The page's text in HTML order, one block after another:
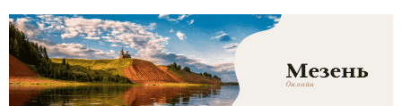
Перейти
содержимому